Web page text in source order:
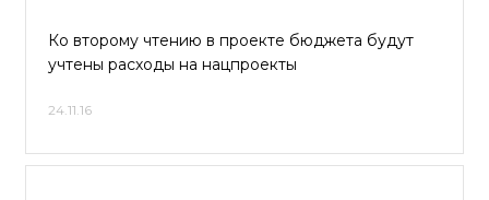
Ко второму чтению в проекте бюджета будут
учтены расходы на нацпроекты
24.11.16